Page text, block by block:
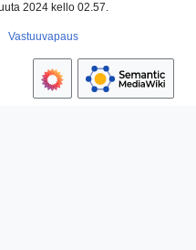
2024 kello 02.57.
Vastuuvapaus